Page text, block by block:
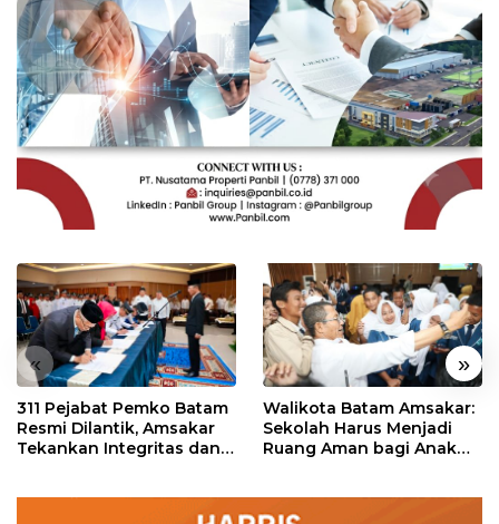
« »
311 Pejabat Pemko Batam
Resmi Dilantik, Amsakar
Tekankan Integritas dan
Walikota Batam Amsakar:
Sekolah Harus Menjadi
Ruang Aman bagi Anak